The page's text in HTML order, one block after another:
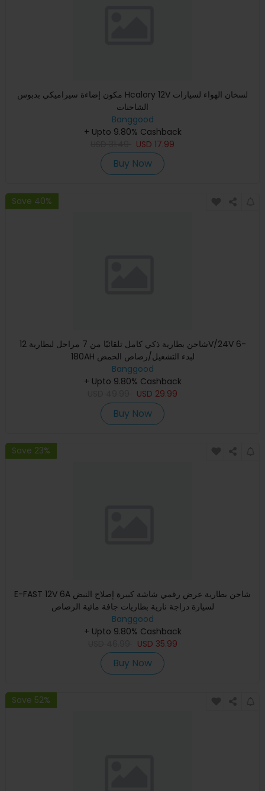
مكون إضاءة سيراميكي بدبوس Hcalory 12V لسخان الهواء لسيارات
الشاحنات
Banggood
+ Upto 9.80% Cashback
USD 17.99
Buy Now
Save 40%
شاحن بطارية ذكي كامل تلقائيًا من 7 مراحل لبطارية 12V/24V 6-
180AH لبدء التشغيل/رصاص الحمض
Banggood
+ Upto 9.80% Cashback
USD 29.99
Buy Now
Save 23%
E-FAST 12V 6A شاحن بطارية عرض رقمي شاشة كبيرة إصلاح النبض
لسيارة دراجة نارية بطاريات جافة مائية الرصاص
Banggood
+ Upto 9.80% Cashback
USD 35.99
Buy Now
Save 52%